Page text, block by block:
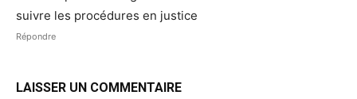
suivre les procédures en justice
Répondre
LAISSER UN COMMENTAIRE